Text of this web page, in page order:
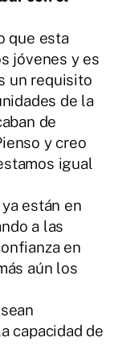
que esta
jóvenes y es
un requisito
de la
de
y creo
igual
están en
a las
en
aún los
capacidad de